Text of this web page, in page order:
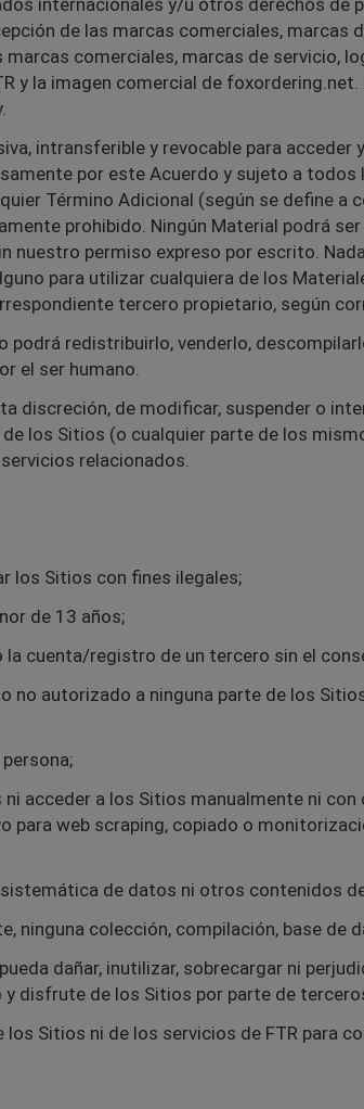
de las marcas comerciales,
comerciales, marcas de servicio,
y la imagen comercial de
intransferible y revocable para
por este Acuerdo y sujeto a
Término Adicional (según se define
prohibido. Ningún Material podrá
nuestro permiso expreso por escrito.
para utilizar cualquiera de los
tercero propietario, según
redistribuirlo, venderlo,
el ser humano.
discreción, de modificar, suspender o
los Sitios (o cualquier parte de los
relacionados.
los Sitios con fines ilegales;
de 13 años;
cuenta/registro de un tercero sin el
no autorizado a ninguna parte de los
acceder a los Sitios manualmente ni
web scraping, copiado o
de datos ni otros contenidos
ninguna colección, compilación, base
dañar, inutilizar, sobrecargar ni
y disfrute de los Sitios por parte de
Sitios ni de los servicios de FTR para